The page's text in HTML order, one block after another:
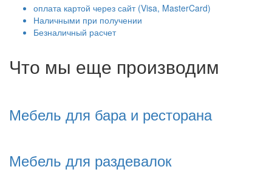
оплата картой через сайт (Visa, MasterCard)
Наличными при получении
Безналичный расчет
Что мы еще производим
Мебель для бара и ресторана
Мебель для раздевалок